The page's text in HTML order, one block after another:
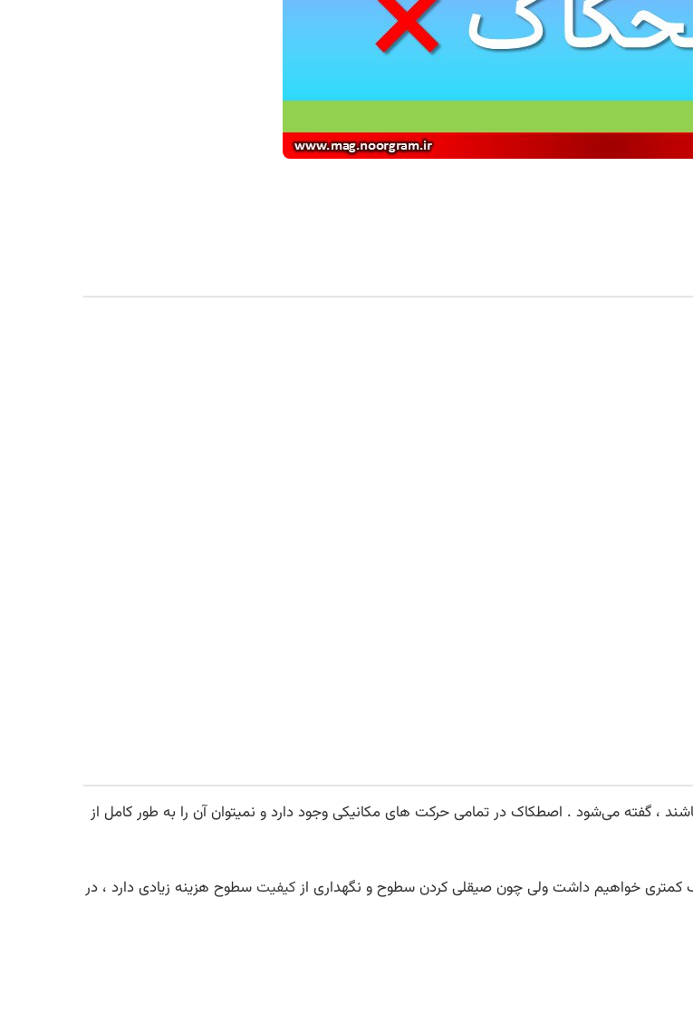
گفته می‌شود . اصطکاک در تمامی حرکت های مکانیکی وجود دارد و نمیتوان آن را به طور کامل از
کمتری خواهیم داشت ولی چون صیقلی کردن سطوح و نگهداری از کیفیتسطوح هزینه زیادی دارد ، در